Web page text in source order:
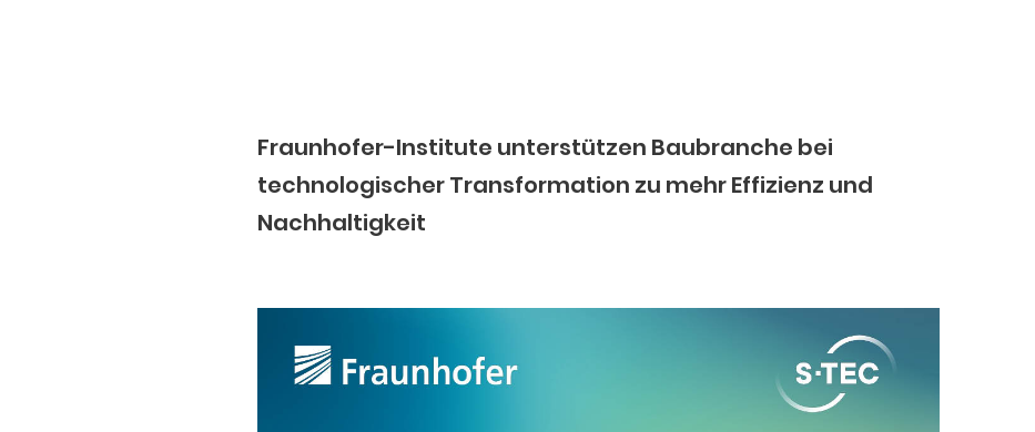
Fraunhofer-Institute unterstützen Baubranche bei
technologischer Transformation zu mehr Effizienz und
Nachhaltigkeit